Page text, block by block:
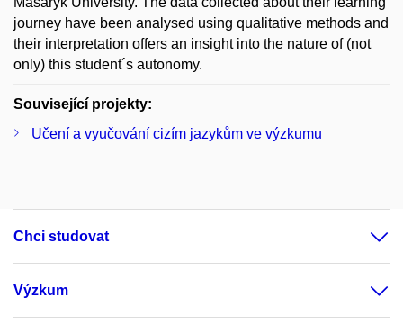
journey have been analysed using qualitative methods and
their interpretation offers an insight into the nature of (not
only) this student´s autonomy.
Související projekty:
Učení a vyučování cizím jazykům ve výzkumu
Chci studovat
Výzkum